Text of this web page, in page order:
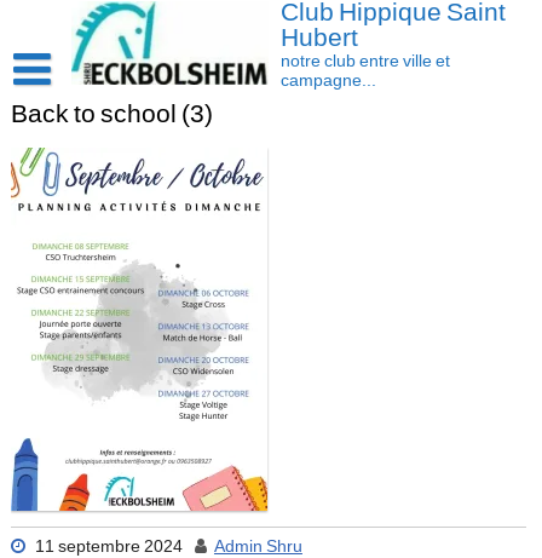
Club Hippique Saint
Hubert
notre club entre ville et
campagne...
Accueil
Saison 2026-2027
Les actus
Cavasoft client
Présentation
L’équipe
Les installations
La cavalerie : Les chevaux et les poneys
Activités
Disciplines
Contact/accès
Back to school (3)
11 septembre 2024 Admin Shru